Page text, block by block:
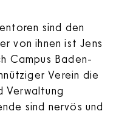
sind den
von ihnen ist Jens
Campus Baden-
Verein die
Verwaltung
sind nervös und